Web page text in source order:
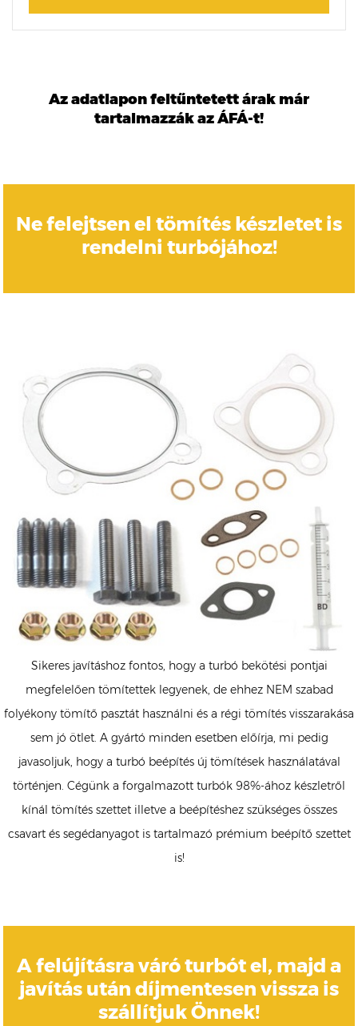
Az adatlapon feltűntetett árak már
tartalmazzák az ÁFÁ-t!
Ne felejtsen el tömítés készletet is
rendelni turbójához!
Sikeres javításhoz fontos, hogy a turbó bekötési pontjai
megfelelően tömítettek legyenek, de ehhez NEM szabad
folyékony tömítő pasztát használni és a régi tömítés visszarakása
sem jó ötlet. A gyártó minden esetben előírja, mi pedig
javasoljuk, hogy a turbó beépítés új tömítések használatával
történjen. Cégünk a forgalmazott turbók 98%-ához készletről
kínál tömítés szettet illetve a beépítéshez szükséges összes
csavart és segédanyagot is tartalmazó prémium beépítő szettet
is!
A felújításra váró turbót el, majd a
javítás után díjmentesen vissza is
szállítjuk Önnek!